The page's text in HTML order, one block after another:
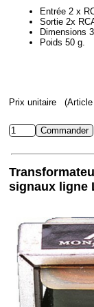
Entrée 2 x
Sortie 2x
Dimensions
Poids 50 g.
Prix unitaire (Article
signaux ligne